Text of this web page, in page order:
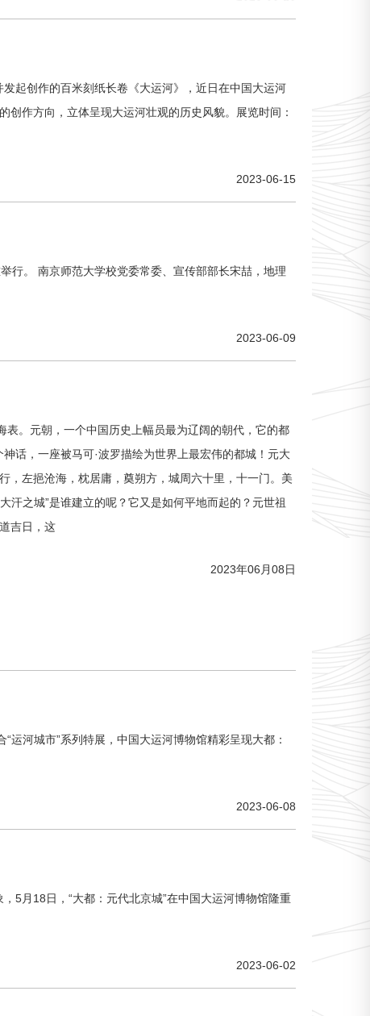
起创作的百米刻纸长卷《大运河》，近日在中国大运河
作方向，立体呈现大运河壮观的历史风貌。展览时间：
2023-06-15
行。 南京师范大学校党委常委、宣传部部长宋喆，地理
2023-06-09
表。元朝，一个中国历史上幅员最为辽阔的朝代，它的都
话，一座被马可·波罗描绘为世界上最宏伟的都城！元大
，左挹沧海，枕居庸，奠朔方，城周六十里，十一门。美
汗之城”是谁建立的呢？它又是如何平地而起的？元世祖
吉日，这
2023年06月08日
运河城市”系列特展，中国大运河博物馆精彩呈现大都：
2023-06-08
5月18日，“大都：元代北京城”在中国大运河博物馆隆重
2023-06-02